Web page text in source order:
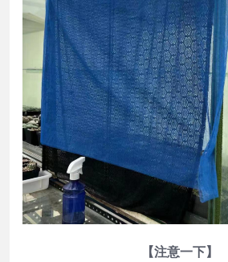
【注意一下】